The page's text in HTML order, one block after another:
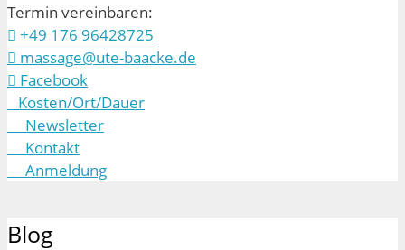
Termin vereinbaren:
+49 176 96428725
massage@ute-baacke.de
Facebook
Kosten/Ort/Dauer
Newsletter
Kontakt
Anmeldung
Blog